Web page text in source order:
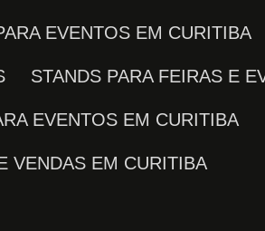
EVENTOS EM CURITIBA
STANDS PARA FEIRAS E
EVENTOS EM CURITIBA
VENDAS EM CURITIBA